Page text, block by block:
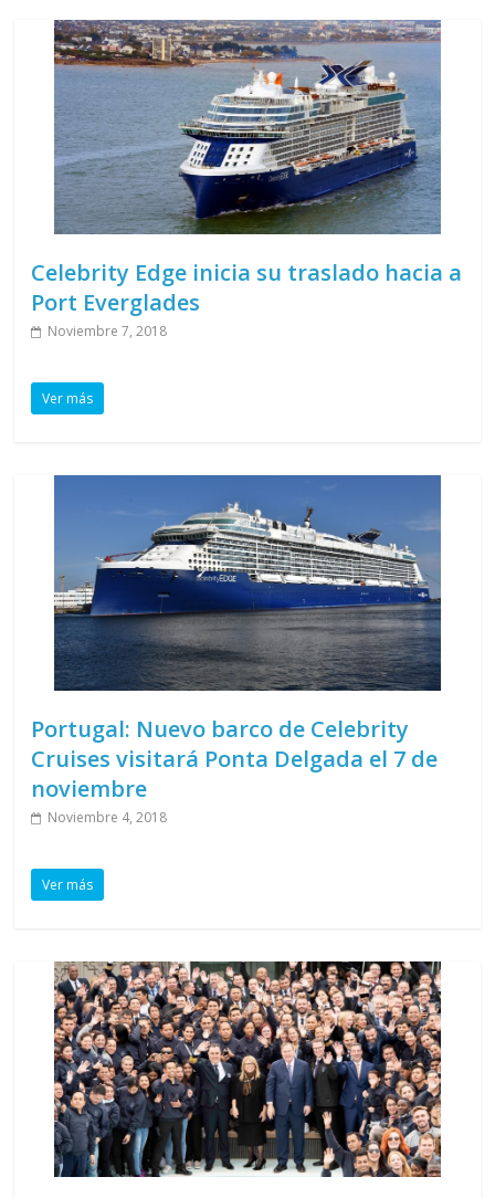
Celebrity Edge inicia su traslado hacia a
Port Everglades
Noviembre 7, 2018
Ver más
Portugal: Nuevo barco de Celebrity
Cruises visitará Ponta Delgada el 7 de
noviembre
Noviembre 4, 2018
Ver más